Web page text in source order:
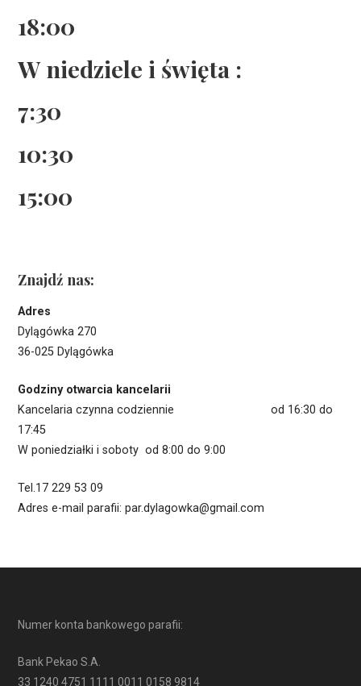
18:00
W niedziele i święta :
7:30
10:30
15:00
Znajdź nas:
Adres
Dylągówka 270
36-025 Dylągówka
Godziny otwarcia kancelarii
Kancelaria czynna codziennie od 16:30 do
17:45
W poniedziałki i soboty od 8:00 do 9:00
Tel.17 229 53 09
Adres e-mail parafii: par.dylagowka@gmail.com
Numer konta bankowego parafii:
Bank Pekao S.A.
33 1240 4751 1111 0011 0158 9814